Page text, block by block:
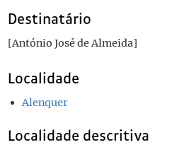
Destinatário
[António José de Almeida]
Localidade
Alenquer
Localidade descritiva